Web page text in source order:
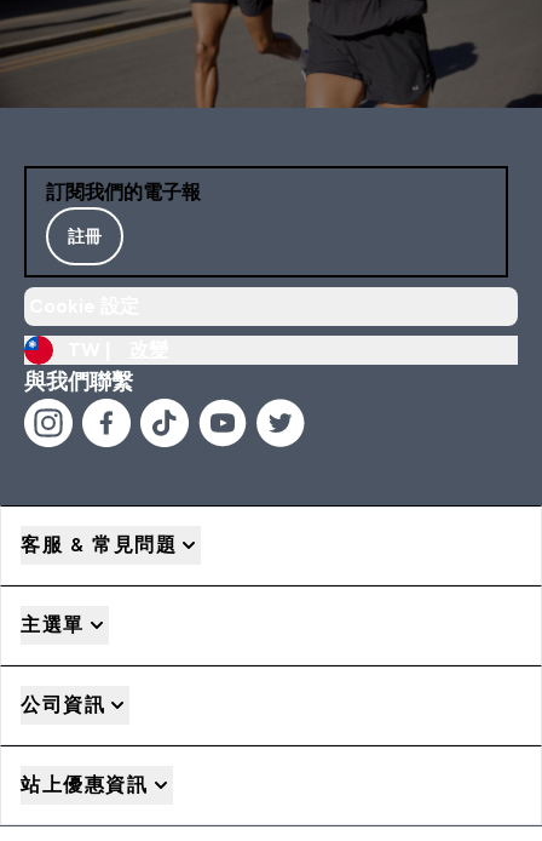
訂閱我們的電子報
註冊
與我們聯繫
客服 & 常見問題
主選單
公司資訊
站上優惠資訊